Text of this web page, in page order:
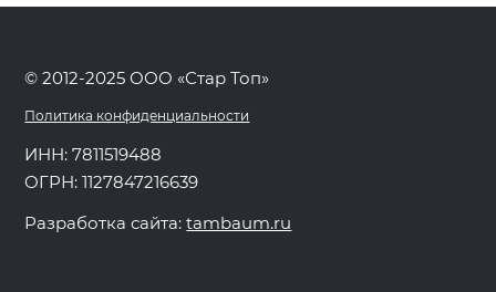
© 2012-2025 ООО «Стар Топ»
Политика конфиденциальности
ИНН: 7811519488
ОГРН: 1127847216639
Разработка сайта:tambaum.ru